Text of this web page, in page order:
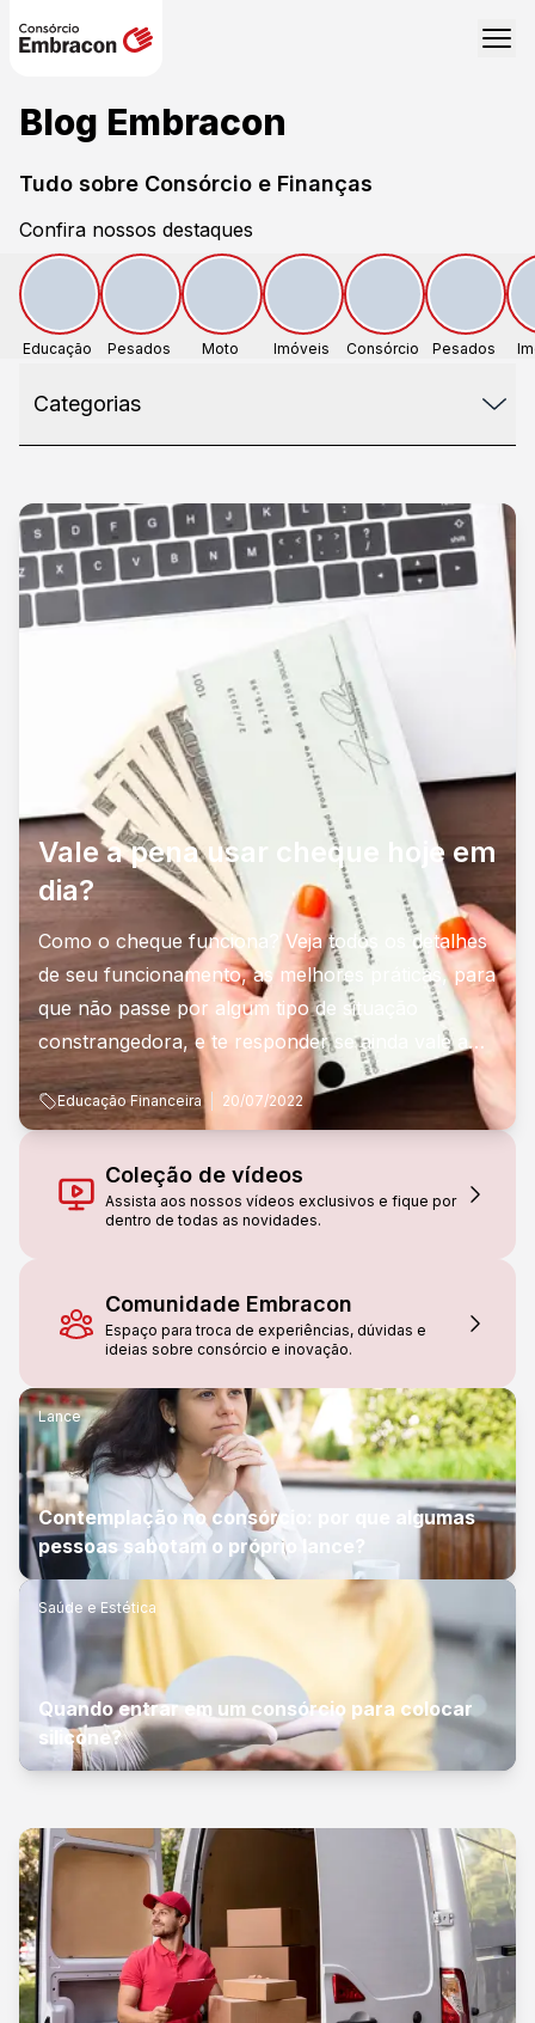
Blog Embracon
Tudo sobre Consórcio e Finanças
Confira nossos destaques
Educação
Pesados Moto Imóveis Consórcio Pesados
Categorias
Vale a pena usar cheque hoje em
dia?
Como o cheque funciona? Veja todos os detalhes
de seu funcionamento, as melhores práticas, para
que não passe por algum tipo de situação
constrangedora, e te responder se ainda vale a
pena usar cheque.
Educação Financeira 20/07/2022
Coleção de vídeos
Assista aos nossos vídeos exclusivos e fique por
dentro de todas as novidades.
Comunidade Embracon
Espaço para troca de experiências, dúvidas e
ideias sobre consórcio e inovação.
Lance
Contemplação no consórcio: por que algumas
pessoas sabotam o próprio lance?
Saúde e Estética
Quando entrar em um consórcio para colocar
silicone?